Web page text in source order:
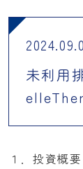
未利用
１．投資概